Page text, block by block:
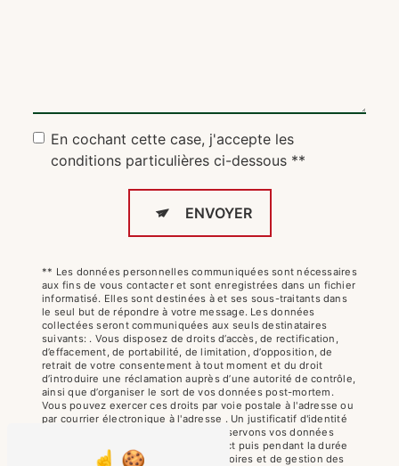
En cochant cette case, j'accepte les
conditions particulières ci-dessous **
ENVOYER
** Les données personnelles communiquées sont nécessaires
aux fins de vous contacter et sont enregistrées dans un fichier
informatisé. Elles sont destinées à et ses sous-traitants dans
le seul but de répondre à votre message. Les données
collectées seront communiquées aux seuls destinataires
suivants: . Vous disposez de droits d’accès, de rectification,
d’effacement, de portabilité, de limitation, d’opposition, de
retrait de votre consentement à tout moment et du droit
d’introduire une réclamation auprès d’une autorité de contrôle,
ainsi que d’organiser le sort de vos données post-mortem.
Vous pouvez exercer ces droits par voie postale à l'adresse ou
par courrier électronique à l'adresse . Un justificatif d'identité
pourra vous être demandé. Nous conservons vos données
pendant la période de prise de contact puis pendant la durée
de prescription légale aux fins probatoires et de gestion des